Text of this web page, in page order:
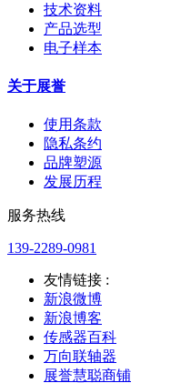
技术资料
产品选型
电子样本
关于展誉
使用条款
隐私条约
品牌塑源
发展历程
服务热线
139-2289-0981
友情链接 :
新浪微博
新浪博客
传感器百科
万向联轴器
展誉慧聪商铺